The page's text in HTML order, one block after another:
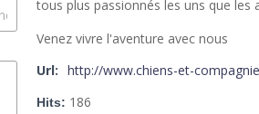
tous plus passionnés les uns que les
Venez vivre l'aventure avec nous
Url:
http://www.chiens-et-
Hits: 186